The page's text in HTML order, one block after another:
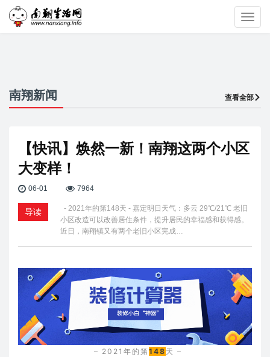
南翔新闻 查看全部
【快讯】焕然一新！南翔这两个小区
大变样！
06-01 7964
导读
- 2021年的第148天 - 嘉定明日天气：多云 29℃/21℃ 老旧
小区改造可以改善居住条件，提升居民的幸福感和获得感。
近日，南翔镇又有两个老旧小区完成…
– 2021年的第148 天 –